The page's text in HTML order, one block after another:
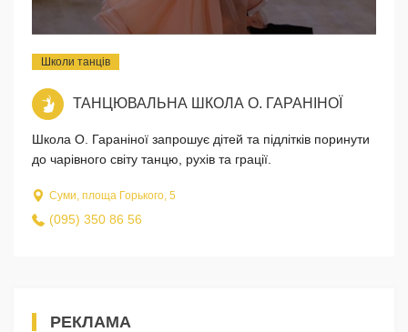
Школи танців
ТАНЦЮВАЛЬНА ШКОЛА О. ГАРАНІНОЇ
Школа О. Гараніної запрошує дітей та підлітків поринути
до чарівного світу танцю, рухів та грації.
Суми, площа Горького, 5
(095) 350 86 56
РЕКЛАМА